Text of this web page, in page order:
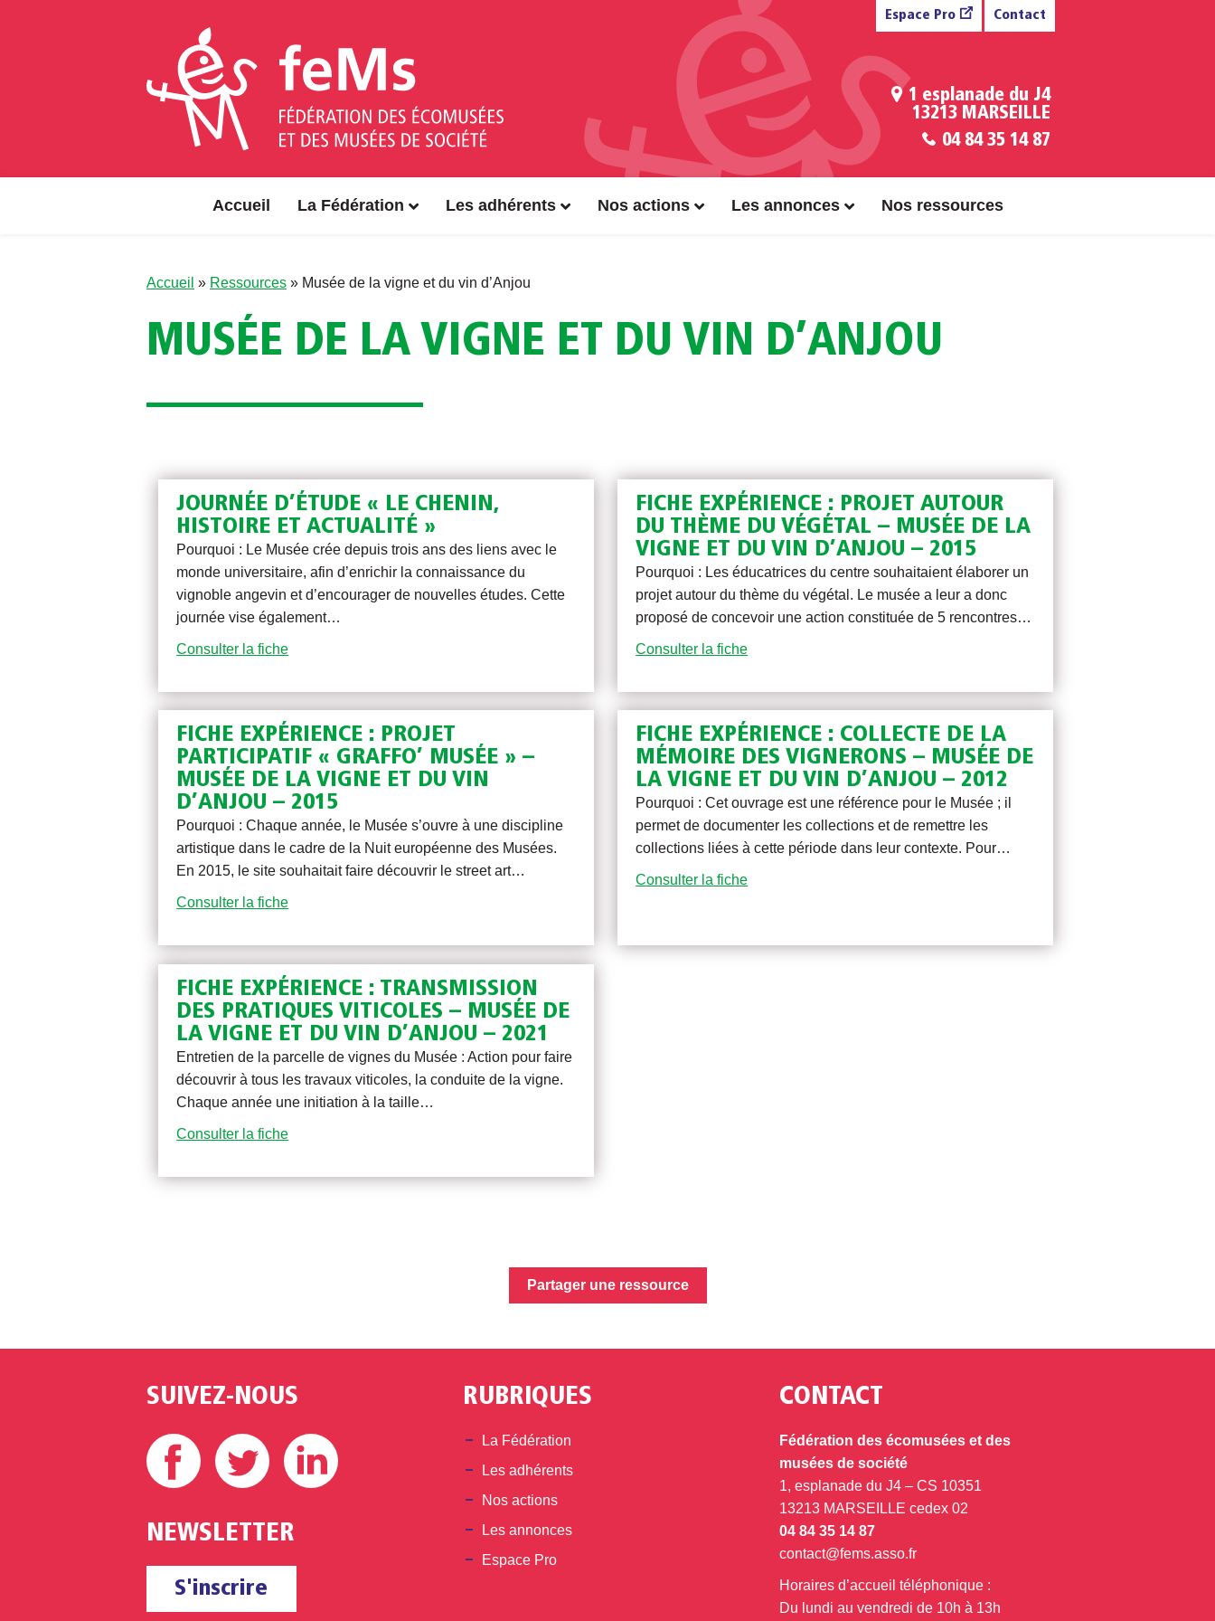
Espace Pro Contact
1 esplanade du J4
13213 MARSEILLE
04 84 35 14 87
Accueil La Fédération Les adhérents Nos actions Les annonces Nos ressources
Accueil » Ressources » Musée de la vigne et du vin d’Anjou
MUSÉE DE LA VIGNE ET DU VIN D’ANJOU
JOURNÉE D’ÉTUDE « LE CHENIN,
HISTOIRE ET ACTUALITÉ »
Pourquoi : Le Musée crée depuis trois ans des liens avec le
monde universitaire, afin d’enrichir la connaissance du
vignoble angevin et d’encourager de nouvelles études. Cette
journée vise également…
Consulter la fiche
FICHE EXPÉRIENCE : PROJET AUTOUR
DU THÈME DU VÉGÉTAL – MUSÉE DE LA
VIGNE ET DU VIN D’ANJOU – 2015
Pourquoi : Les éducatrices du centre souhaitaient élaborer un
projet autour du thème du végétal. Le musée a leur a donc
proposé de concevoir une action constituée de 5 rencontres…
Consulter la fiche
FICHE EXPÉRIENCE : PROJET
PARTICIPATIF « GRAFFO’ MUSÉE » –
MUSÉE DE LA VIGNE ET DU VIN
D’ANJOU – 2015
Pourquoi : Chaque année, le Musée s’ouvre à une discipline
artistique dans le cadre de la Nuit européenne des Musées.
En 2015, le site souhaitait faire découvrir le street art…
Consulter la fiche
FICHE EXPÉRIENCE : COLLECTE DE LA
MÉMOIRE DES VIGNERONS – MUSÉE DE
LA VIGNE ET DU VIN D’ANJOU – 2012
Pourquoi : Cet ouvrage est une référence pour le Musée ; il
permet de documenter les collections et de remettre les
collections liées à cette période dans leur contexte. Pour…
Consulter la fiche
FICHE EXPÉRIENCE : TRANSMISSION
DES PRATIQUES VITICOLES – MUSÉE DE
LA VIGNE ET DU VIN D’ANJOU – 2021
Entretien de la parcelle de vignes du Musée : Action pour faire
découvrir à tous les travaux viticoles, la conduite de la vigne.
Chaque année une initiation à la taille…
Consulter la fiche
Partager une ressource
SUIVEZ-NOUS
Facebook Twitter
NEWSLETTER
S'inscrire
RUBRIQUES
La Fédération
Les adhérents
Nos actions
Les annonces
Espace Pro
CONTACT
Fédération des écomusées et des
musées de société
1, esplanade du J4 – CS 10351
13213 MARSEILLE cedex 02
04 84 35 14 87
contact@fems.asso.fr
Horaires d’accueil téléphonique :
Du lundi au vendredi de 10h à 13h